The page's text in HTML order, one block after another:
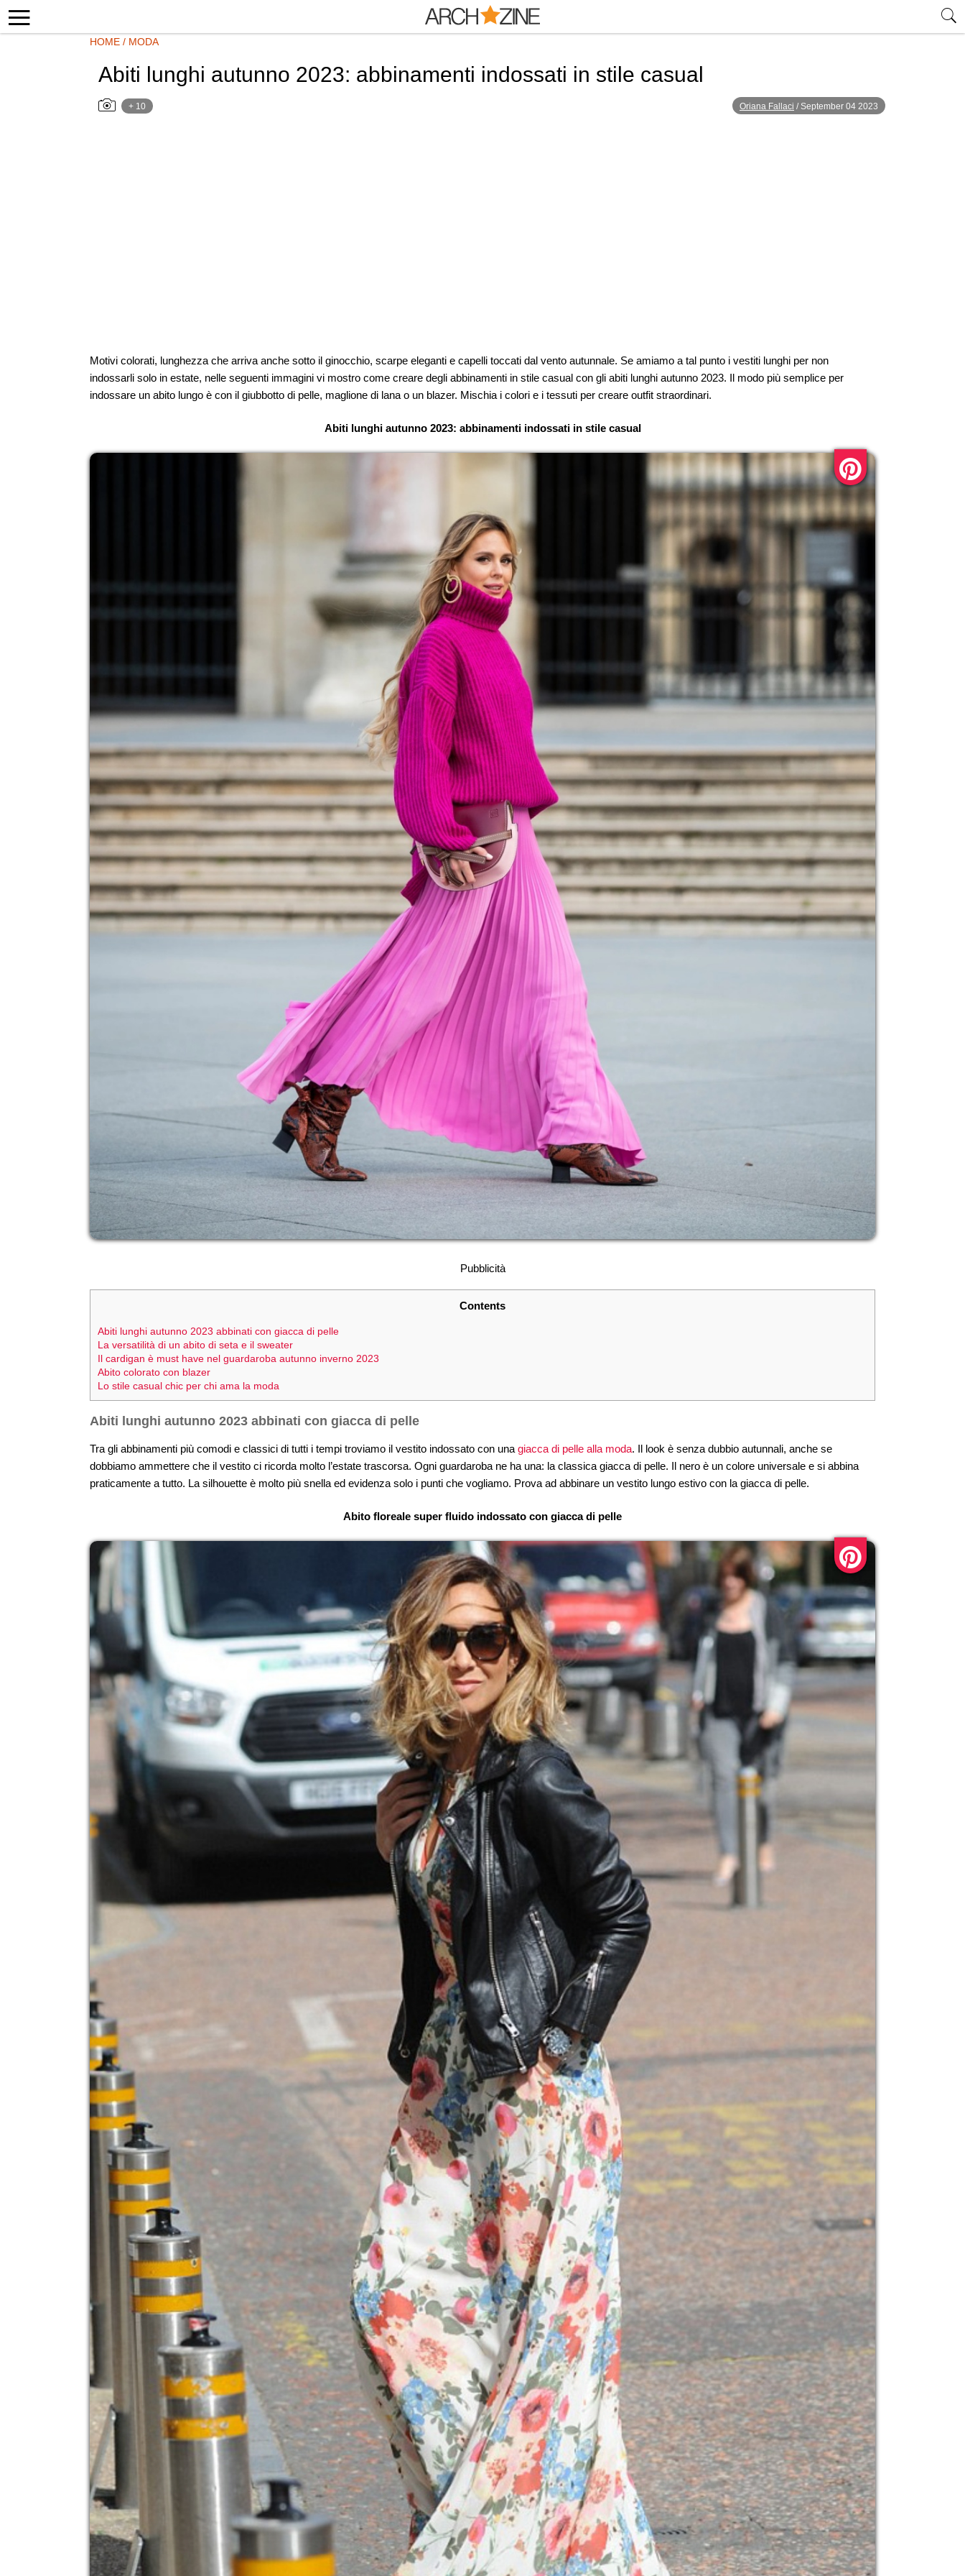
HOME / MODA
Abiti lunghi autunno 2023: abbinamenti indossati in stile casual
+ 10 Oriana Fallaci /September 04 2023
Motivi colorati, lunghezza che arriva anche sotto il ginocchio, scarpe eleganti e capelli toccati dal vento autunnale. Se amiamo a tal punto i vestiti lunghi per non
indossarli solo in estate, nelle seguenti immagini vi mostro come creare degli abbinamenti in stile casual con gli abiti lunghi autunno 2023. Il modo più semplice per
indossare un abito lungo è con il giubbotto di pelle, maglione di lana o un blazer. Mischia i colori e i tessuti per creare outfit straordinari.
Abiti lunghi autunno 2023: abbinamenti indossati in stile casual
Pubblicità
Contents
Abiti lunghi autunno 2023 abbinati con giacca di pelle
La versatilità di un abito di seta e il sweater
Il cardigan è must have nel guardaroba autunno inverno 2023
Abito colorato con blazer
Lo stile casual chic per chi ama la moda
Abiti lunghi autunno 2023 abbinati con giacca di pelle
Tra gli abbinamenti più comodi e classici di tutti i tempi troviamo il vestito indossato con una giacca di pelle alla moda. Il look è senza dubbio autunnali, anche se
dobbiamo ammettere che il vestito ci ricorda molto l’estate trascorsa. Ogni guardaroba ne ha una: la classica giacca di pelle. Il nero è un colore universale e si abbina
praticamente a tutto. La silhouette è molto più snella ed evidenza solo i punti che vogliamo. Prova ad abbinare un vestito lungo estivo con la giacca di pelle.
Abito floreale super fluido indossato con giacca di pelle